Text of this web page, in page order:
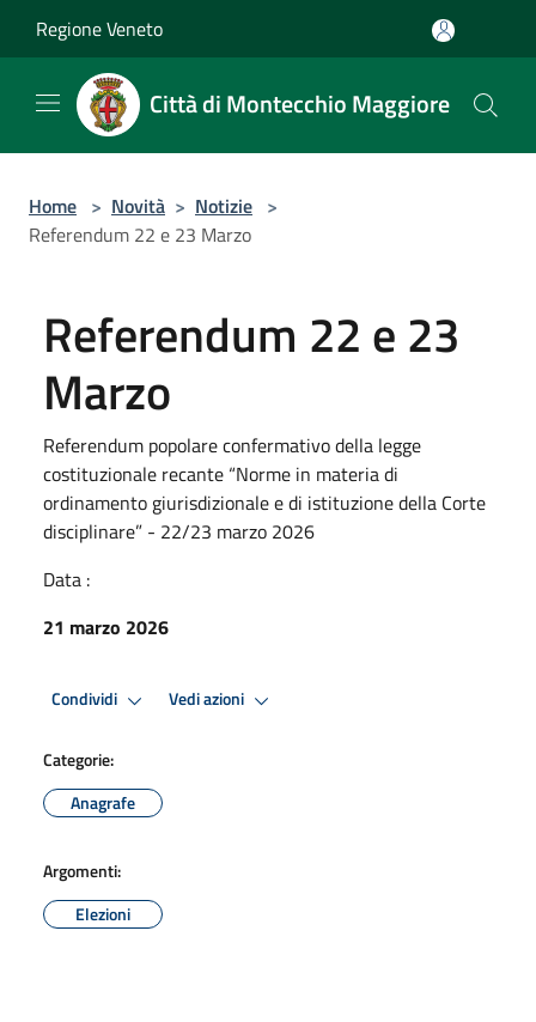
Regione Veneto
Città di Montecchio Maggiore
Home > Novità > Notizie >
Referendum 22 e 23 Marzo
Referendum 22 e 23
Marzo
Referendum popolare confermativo della legge
costituzionale recante “Norme in materia di
ordinamento giurisdizionale e di istituzione della Corte
disciplinare” - 22/23 marzo 2026
Data :
21 marzo 2026
Condividi Vedi azioni
Categorie:
Anagrafe
Argomenti:
Elezioni